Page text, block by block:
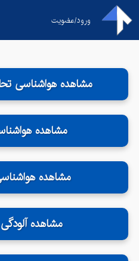
ورود/عضویت
مشاهده هواشناسی
مشاهده هواشناسی
مشاهده هواشناسی
مشاهده آلودگی سنجی قله سوتک